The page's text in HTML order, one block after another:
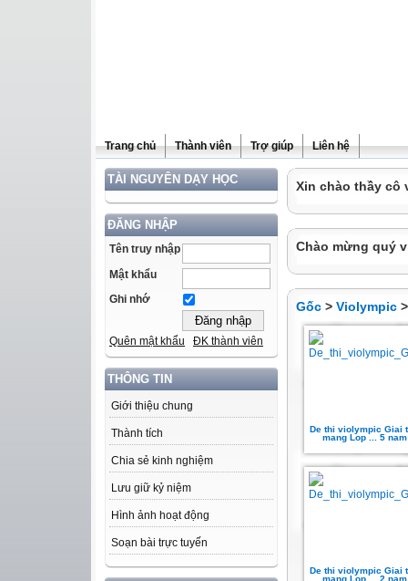
Trang chủ Thành viên Trợ giúp Liên hệ
TÀI NGUYÊN DẠY HỌC
ĐĂNG NHẬP
Tên truy nhập
Mật khẩu
Ghi nhớ
Quên mật khẩu ĐK thành viên
THÔNG TIN
Giới thiệu chung
Thành tích
Chia sẻ kinh nghiệm
Lưu giữ kỷ niệm
Hình ảnh hoạt động
Soạn bài trực tuyến
Xin chào thầy cô
Chào mừng quý
Gốc > Violympic
De thi violympic Giai
mang Lop ... 5
De thi violympic Giai
mang Lop ... 2